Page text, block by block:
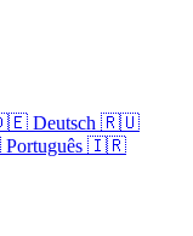
Deutsch 🇷🇺
🇮🇷